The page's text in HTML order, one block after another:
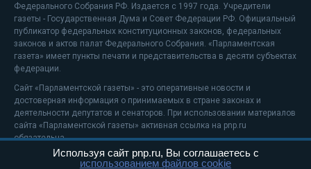
Федерального Собрания РФ. Издается с 1997 года. Учредители
газеты - Государственная Дума и Совет Федерации РФ. Официальный
публикатор федеральных конституционных законов, федеральных
законов и актов палат Федерального Собрания. «Парламентская
газета» имеет пункты печати и представительства в десяти субъектах
федерации.
Сайт «Парламентской газеты» - это оперативные новости и
достоверная информация о принимаемых в стране законах и
деятельности депутатов и сенаторов. При использовании материалов
сайта «Парламентской газеты» активная ссылка на pnp.ru
обязательна.
На информационном ресурсе применяютсярекомендательные
Используя сайт pnp.ru, Вы соглашаетесь с
использованием файлов cookie